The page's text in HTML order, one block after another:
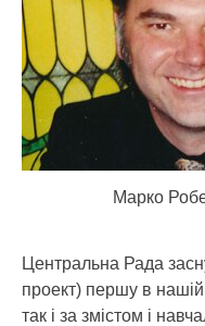
Марко
Центральна Рада
проект) першу в нашій
так і за змістом і